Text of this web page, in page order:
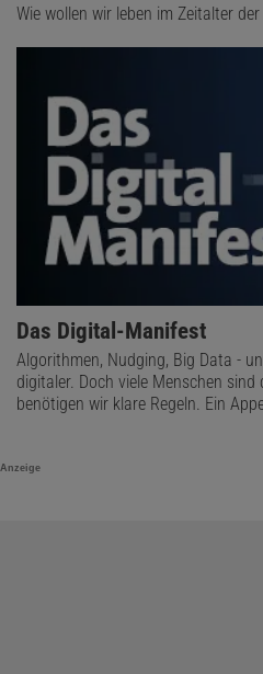
Wie wollen wir leben im Zeitalter
Das Digital-Manifest
Algorithmen, Nudging, Big Data -
digitaler. Doch viele Menschen
benötigen wir klare Regeln. Ein
Anzeige